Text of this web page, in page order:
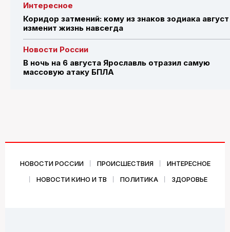
Интересное
Коридор затмений: кому из знаков зодиака август
изменит жизнь навсегда
Новости России
В ночь на 6 августа Ярославль отразил самую
массовую атаку БПЛА
НОВОСТИ РОССИИ ПРОИСШЕСТВИЯ
ИНТЕРЕСНОЕ
НОВОСТИ КИНО И ТВ
ПОЛИТИКА ЗДОРОВЬЕ